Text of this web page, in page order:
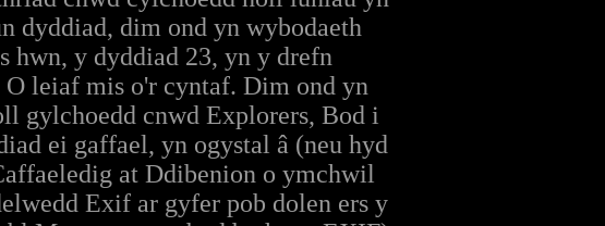
dyddiad, dim ond yn wybodaeth
hwn, y dyddiad 23, yn y drefn
leiaf mis o'r cyntaf. Dim ond yn
gylchoedd cnwd Explorers, Bod i
ei gaffael, yn ogystal â (neu hyd
at Ddibenion o ymchwil
Exif ar gyfer pob dolen ers y